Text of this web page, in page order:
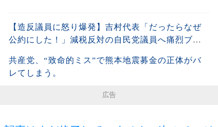
【造反議員に怒り爆発】吉村代表「だったらなぜ
公約にした！」減税反対の自民党議員へ痛烈ブチ
共産党、“致命的ミス”で熊本地震募金の正体がバ
レてしまう。
広告